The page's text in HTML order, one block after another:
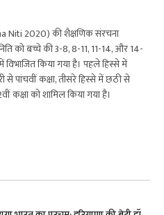
Niti 2020) की शैक्षणिक संरचना
को बच्चे की 3-8, 8-11, 11-14, और 14-
किया गया है। पहले हिस्से में
से पांचवीं कक्षा, तीसरे हिस्से में छठी से
कक्षा को शामिल किया गया है।